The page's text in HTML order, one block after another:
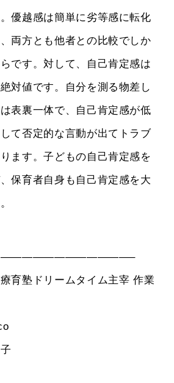
優越感は簡単に劣等感に転化
両方とも他者との比較でしか
です。対して、自己肯定感は
対値です。自分を測る物差し
表裏一体で、自己肯定感が低
て否定的な言動が出てトラブ
ます。子どもの自己肯定感を
保育者自身も自己肯定感を大
育塾ドリームタイム主宰 作業